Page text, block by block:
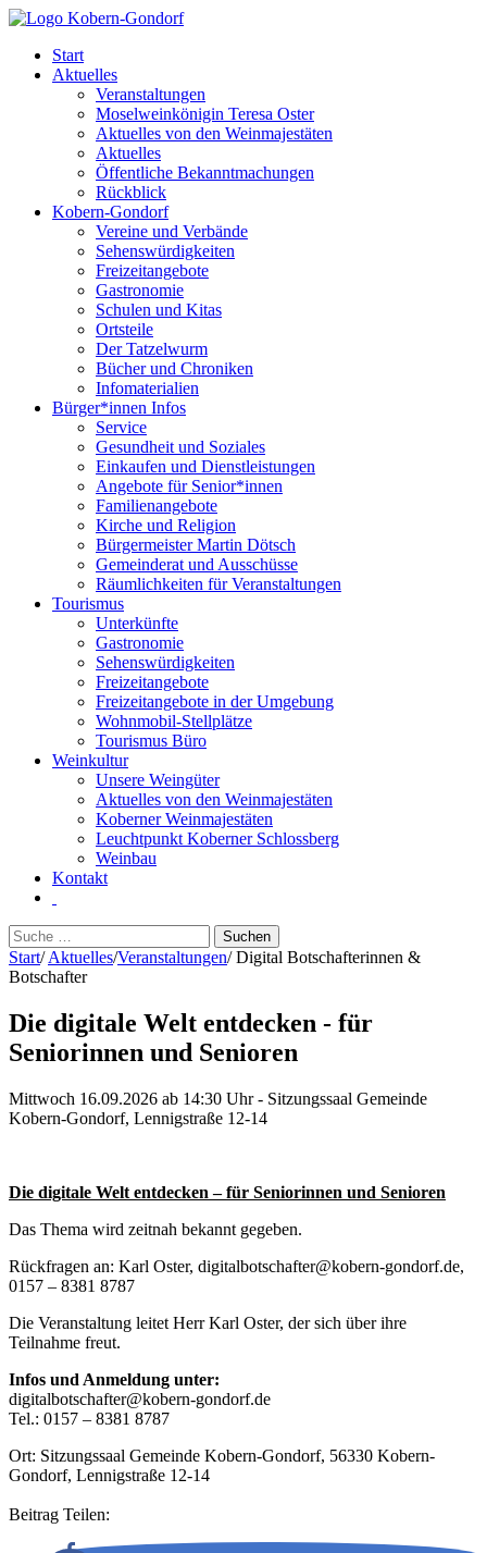
Start
Aktuelles
Veranstaltungen
Moselweinkönigin Teresa Oster
Aktuelles von den Weinmajestäten
Aktuelles
Öffentliche Bekanntmachungen
Rückblick
Kobern-Gondorf
Vereine und Verbände
Sehenswürdigkeiten
Freizeitangebote
Gastronomie
Schulen und Kitas
Ortsteile
Der Tatzelwurm
Bücher und Chroniken
Infomaterialien
Bürger*innen Infos
Service
Gesundheit und Soziales
Einkaufen und Dienstleistungen
Angebote für Senior*innen
Familienangebote
Kirche und Religion
Bürgermeister Martin Dötsch
Gemeinderat und Ausschüsse
Räumlichkeiten für Veranstaltungen
Tourismus
Unterkünfte
Gastronomie
Sehenswürdigkeiten
Freizeitangebote
Freizeitangebote in der Umgebung
Wohnmobil-Stellplätze
Tourismus Büro
Weinkultur
Unsere Weingüter
Aktuelles von den Weinmajestäten
Koberner Weinmajestäten
Leuchtpunkt Koberner Schlossberg
Weinbau
Kontakt
Suchen
nach:
Start/ Aktuelles/Veranstaltungen/ Digital Botschafterinnen &
Botschafter
Die digitale Welt entdecken - für
Seniorinnen und Senioren
Mittwoch 16.09.2026 ab 14:30 Uhr - Sitzungssaal Gemeinde
Kobern-Gondorf, Lennigstraße 12-14
Die digitale Welt entdecken – für Seniorinnen und Senioren
Das Thema wird zeitnah bekannt gegeben.
Rückfragen an: Karl Oster, digitalbotschafter@kobern-gondorf.de,
0157 – 8381 8787
Die Veranstaltung leitet Herr Karl Oster, der sich über ihre
Teilnahme freut.
Infos und Anmeldung unter:
digitalbotschafter@kobern-gondorf.de
Tel.: 0157 – 8381 8787
Ort: Sitzungssaal Gemeinde Kobern-Gondorf, 56330 Kobern-
Gondorf, Lennigstraße 12-14
Beitrag Teilen: